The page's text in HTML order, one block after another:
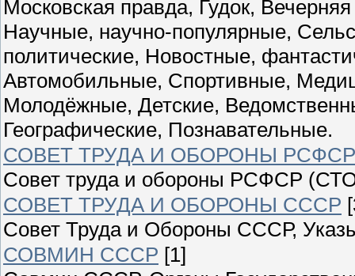
Московская правда, Гудок,
Научные, научно-популярные,
политические, Новостные,
Автомобильные, Спортивные,
Молодёжные, Детские,
Географические, Познавательные.
СОВЕТ ТРУДА И ОБОРОНЫ РСФСР
Совет труда и обороны РСФСР
СОВЕТ ТРУДА И ОБОРОНЫ СССР
Совет Труда и Обороны СССР,
СОВМИН СССР [1]